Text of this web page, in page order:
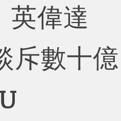
偉達
斥數十億